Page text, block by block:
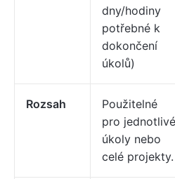
dny/hodiny
potřebné k
dokončení
úkolů)
Rozsah
Použitelné
pro jednotlivé
úkoly nebo
celé projekty.